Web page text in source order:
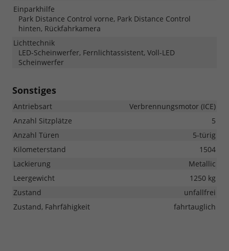
Einparkhilfe
Park Distance Control vorne, Park Distance Control
hinten, Rückfahrkamera
Lichttechnik
LED-Scheinwerfer, Fernlichtassistent, Voll-LED
Scheinwerfer
Sonstiges
Antriebsart
Verbrennungsmotor (ICE)
Anzahl Sitzplätze
5
Anzahl Türen
5-türig
Kilometerstand
1504
Lackierung
Metallic
Leergewicht
1250 kg
Zustand
unfallfrei
Zustand, Fahrfähigkeit
fahrtauglich